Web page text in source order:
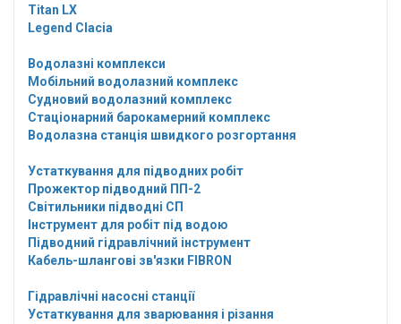
Titan LX
Legend Clacia
Водолазні комплекси
Мобільний водолазний комплекс
Судновий водолазний комплекс
Стаціонарний барокамерний комплекс
Водолазна станція швидкого розгортання
Устаткування для підводних робіт
Прожектор підводний ПП-2
Світильники підводні СП
Інструмент для робіт під водою
Підводний гідравлічний інструмент
Кабель-шлангові зв'язки FIBRON
Гідравлічні насосні станції
Устаткування для зварювання і різання